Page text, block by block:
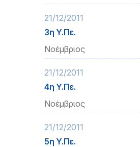
21/12/2011
3η Υ.Πε.
Νοέμβριος
21/12/2011
4η Υ.Πε.
Νοέμβριος
21/12/2011
5η Υ.Πε.